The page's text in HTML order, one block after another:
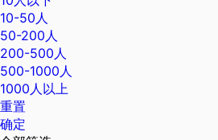
10-50人
50-200人
200-500人
500-1000人
1000人以上
重置
确定